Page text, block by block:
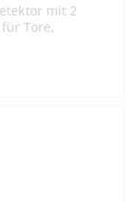
mit 2
Tore,